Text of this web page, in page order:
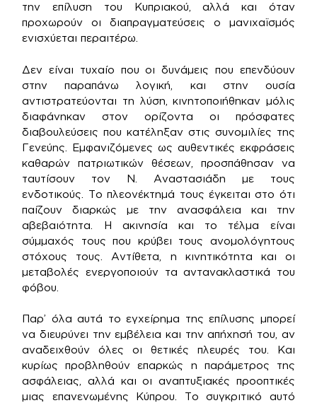
την επίλυση του Κυπριακού, αλλά και όταν
προχωρούν οι διαπραγματεύσεις ο μανιχαϊσμός
ενισχύεται περαιτέρω.
Δεν είναι τυχαίο που οι δυνάμεις που επενδύουν
στην παραπάνω λογική, και στην ουσία
αντιστρατεύονται τη λύση, κινητοποιήθηκαν μόλις
διαφάνηκαν στον ορίζοντα οι πρόσφατες
διαβουλεύσεις που κατέληξαν στις συνομιλίες της
Γενεύης. Εμφανιζόμενες ως αυθεντικές εκφράσεις
καθαρών πατριωτικών θέσεων, προσπάθησαν να
ταυτίσουν τον Ν. Αναστασιάδη με τους
ενδοτικούς. Το πλεονέκτημά τους έγκειται στο ότι
παίζουν διαρκώς με την ανασφάλεια και την
αβεβαιότητα. Η ακινησία και το τέλμα είναι
σύμμαχός τους που κρύβει τους ανομολόγητους
στόχους τους. Αντίθετα, η κινητικότητα και οι
μεταβολές ενεργοποιούν τα αντανακλαστικά του
φόβου.
Παρ’ όλα αυτά το εγχείρημα της επίλυσης μπορεί
να διευρύνει την εμβέλεια και την απήχησή του, αν
αναδειχθούν όλες οι θετικές πλευρές του. Και
κυρίως προβληθούν επαρκώς η παράμετρος της
ασφάλειας, αλλά και οι αναπτυξιακές προοπτικές
μιας επανενωμένης Κύπρου. Το συγκριτικό αυτό